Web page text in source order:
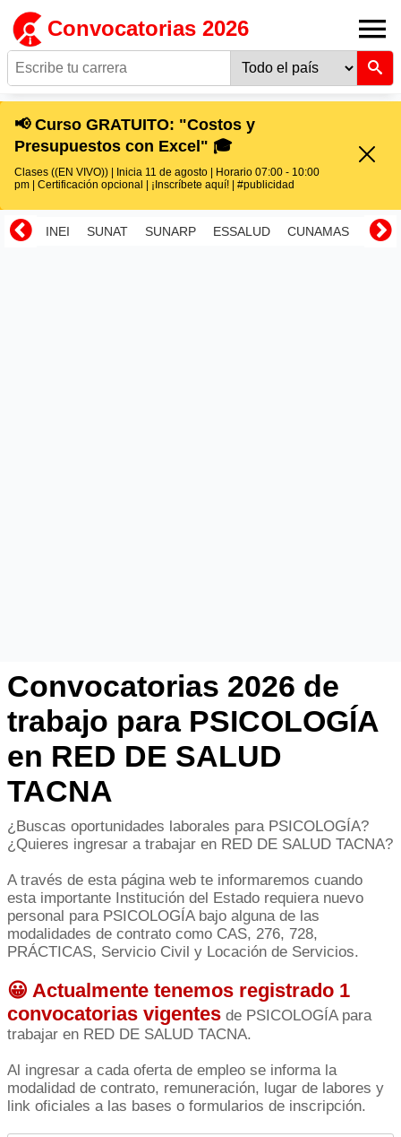
Convocatorias 2026
📢 Curso GRATUITO: "Costos y
Presupuestos con Excel" 🎓
Clases ((EN VIVO)) | Inicia 11 de agosto | Horario 07:00 - 10:00
pm | Certificación opcional | ¡Inscríbete aquí! | #publicidad
INEI SUNAT SUNARP ESSALUD CUNAMAS
Convocatorias 2026 de
trabajo para PSICOLOGÍA
en RED DE SALUD
TACNA
¿Buscas oportunidades laborales para PSICOLOGÍA?
¿Quieres ingresar a trabajar en RED DE SALUD TACNA?
A través de esta página web te informaremos cuando
esta importante Institución del Estado requiera nuevo
personal para PSICOLOGÍA bajo alguna de las
modalidades de contrato como CAS, 276, 728,
PRÁCTICAS, Servicio Civil y Locación de Servicios.
😀 Actualmente tenemos registrado 1
convocatorias vigentes de PSICOLOGÍA para
trabajar en RED DE SALUD TACNA.
Al ingresar a cada oferta de empleo se informa la
modalidad de contrato, remuneración, lugar de labores y
link oficiales a las bases o formularios de inscripción.